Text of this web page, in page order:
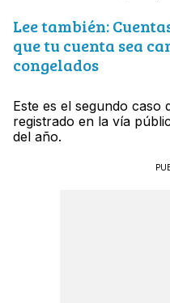
Lee también:
que tu cuenta sea
congelados
Este es el segundo caso
registrado en la vía
del año.